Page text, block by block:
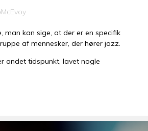
man kan sige, at der er en specifik
af mennesker, der hører jazz.
andet tidspunkt, lavet nogle